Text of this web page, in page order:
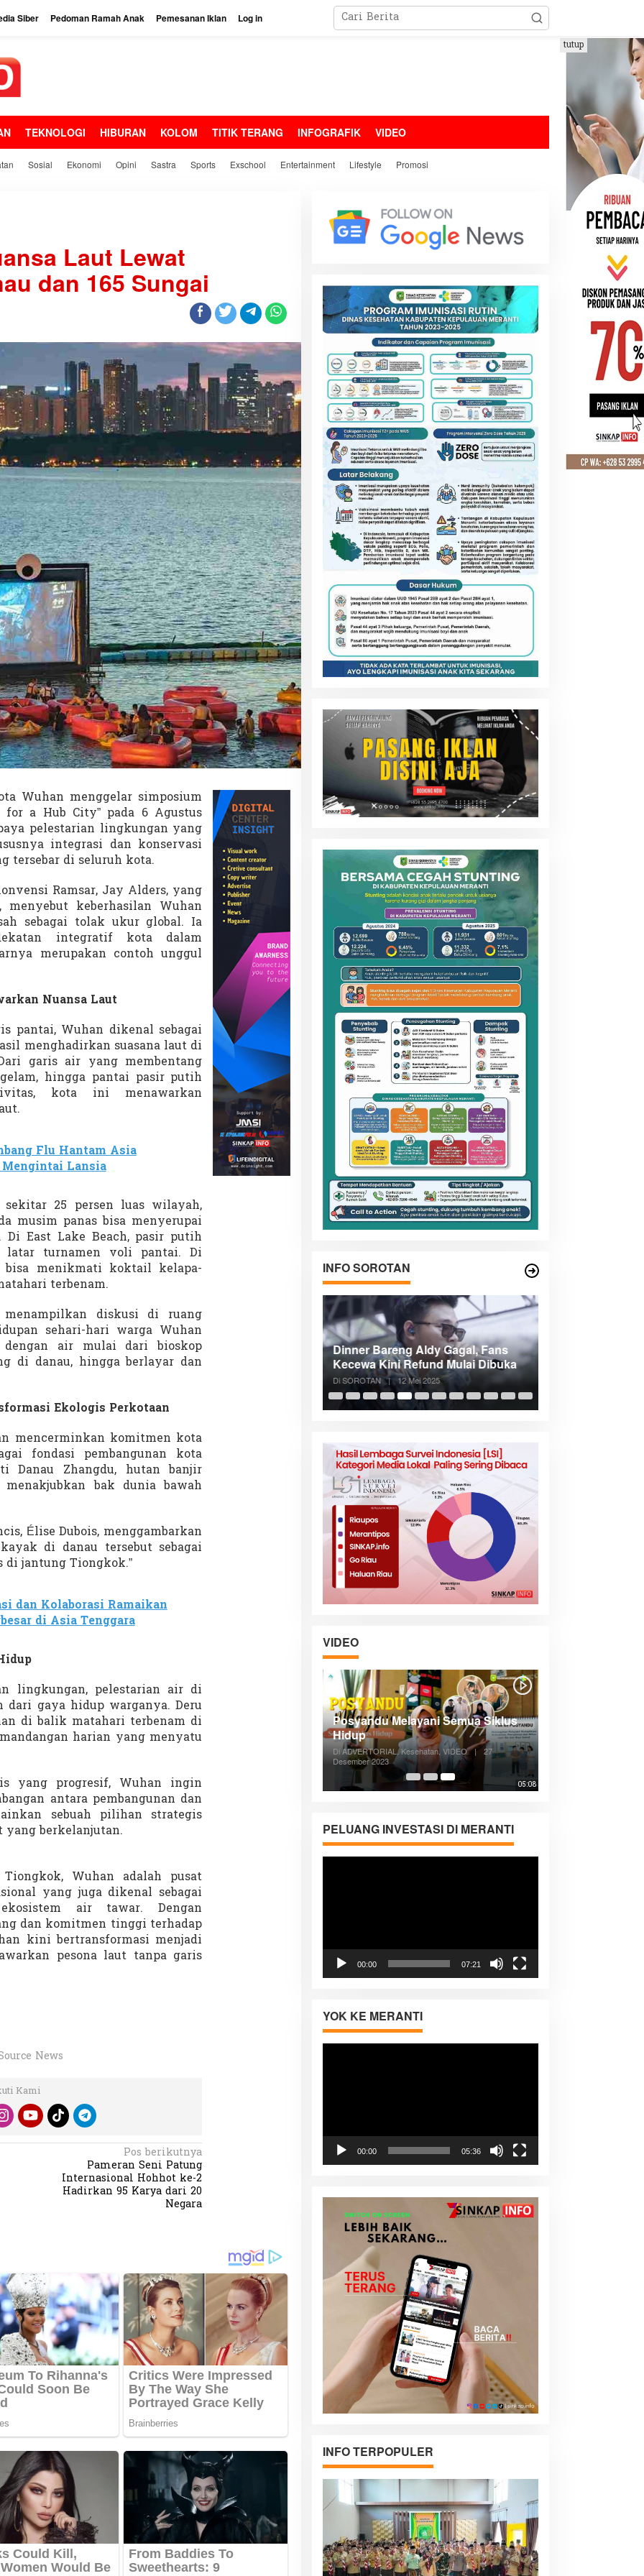
Siber Pedoman Ramah Anak Pemesanan Iklan Log in
TEKNOLOGI HIBURAN KOLOM TITIK TERANG INFOGRAFIK VIDEO
Sosial Ekonomi Opini Sastra Sports Exschool Entertainment Lifestyle Promosi
tutup
Laut Lewat
dan 165 Sungai
Wuhan menggelar simposium
for a Hub City” pada 6 Agustus
pelestarian lingkungan yang
integrasi dan konservasi
tersebar di seluruh kota.
Ramsar, Jay Alders, yang
keberhasilan Wuhan
sebagai tolak ukur global. Ia
integratif kota dalam
merupakan contoh unggul
Nuansa Laut
pantai, Wuhan dikenal sebagai
menghadirkan suasana laut di
garis air yang membentang
hingga pantai pasir putih
kota ini menawarkan
Flu Hantam Asia
Mengintai Lansia
25 persen luas wilayah,
musim panas bisa menyerupai
Di East Lake Beach, pasir putih
latar turnamen voli pantai. Di
bisa menikmati koktail kelapa-
terbenam.
diskusi di ruang
sehari-hari warga Wuhan
dengan air mulai dari bioskop
di danau, hingga berlayar dan
Ekologis Perkotaan
mencerminkan komitmen kota
fondasi pembangunan kota
Danau Zhangdu, hutan banjir
menakjubkan bak dunia bawah
Élise Dubois, menggambarkan
di danau tersebut sebagai
jantung Tiongkok.”
dan Kolaborasi Ramaikan
di Asia Tenggara
lingkungan, pelestarian air di
dari gaya hidup warganya. Deru
di balik matahari terbenam di
harian yang menyatu
yang progresif, Wuhan ingin
antara pembangunan dan
sebuah pilihan strategis
yang berkelanjutan.
Wuhan adalah pusat
yang juga dikenal sebagai
air tawar. Dengan
dan komitmen tinggi terhadap
kini bertransformasi menjadi
pesona laut tanpa garis
News
Kami
Pos berikutnya
Pameran Seni Patung
Internasional Hohhot ke-2
Hadirkan 95 Karya dari 20
Negara
INFO SOROTAN
Batas Tanah
Dukung
Rekognisi Sejarah Kerajaan Siak
dan Harapan Daerah Istimewa Riau
Dinner Bareng Aldy Gagal, Fans
Kecewa Kini Refund Mulai Dibuka
Di SOROTAN | 12 Mei 2025
VIDEO
dalam
Internasional
Eksplore Meranti – Yok ke Meranti
Di Budaya, NASIONAL, VIDEO, Wisata
05:08
Posyandu Melayani Semua Siklus
Hidup
Di ADVERTORIAL, Kesehatan, VIDEO |
27
Desember 2023
PELUANG INVESTASI DI MERANTI
00:00 07:21
YOK KE MERANTI
00:00 05:36
INFO TERPOPULER